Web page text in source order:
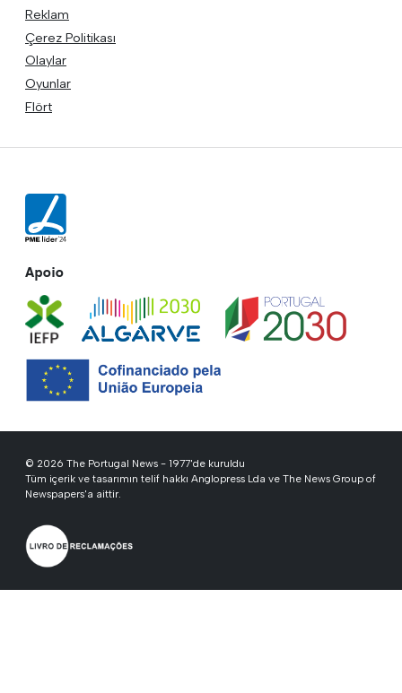
Reklam
Çerez Politikası
Olaylar
Oyunlar
Flört
Apoio
© 2026 The Portugal News - 1977'de kuruldu
Tüm içerik ve tasarımın telif hakkı Anglopress Lda ve The News Group of
Newspapers'a aittir.